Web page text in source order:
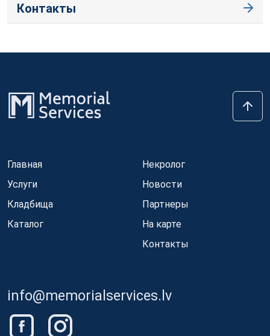
Контакты
Главная
Услуги
Кладбища
Каталог
Некролог
Новости
Партнеры
На карте
Контакты
info@memorialservices.lv